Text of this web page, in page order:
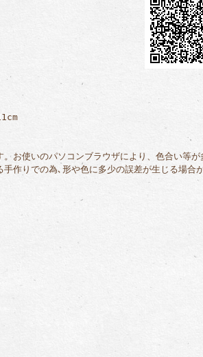
お使いのパソコンブラウザにより、色合い等
作りでの為､形や色に多少の誤差が生じる場合